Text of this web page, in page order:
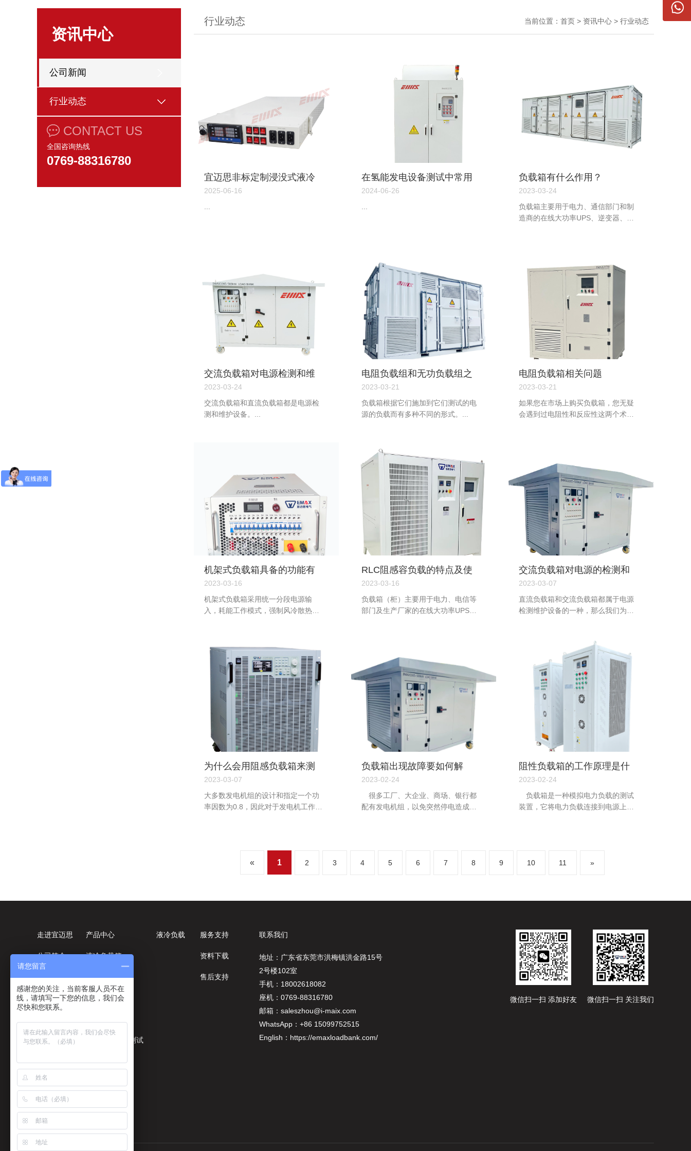
资讯中心
公司新闻
行业动态
CONTACT US
全国咨询热线
0769-88316780
行业动态 当前位置： 首页 > 资讯中心 > 行业动态
宜迈思非标定制浸没式液冷
负载：引领散热新变革
2025-06-16
在氢能发电设备测试中常用
的负载箱类型
2024-06-26
负载箱有什么作用？
2023-03-24
负载箱主要用于电力、通信部门和制
造商的在线大功率UPS、逆变器、开
交流负载箱对电源检测和维
护有哪些作用？
2023-03-24
交流负载箱和直流负载箱都是电源检
测和维护设备。...
电阻负载组和无功负载组之
间的区别
2023-03-21
负载箱根据它们施加到它们测试的电
源的负载而有多种不同的形式。...
电阻负载箱相关问题
2023-03-21
如果您在市场上购买负载箱，您无疑
会遇到过电阻性和反应性这两个术
机架式负载箱具备的功能有
哪些？
2023-03-16
机架式负载箱采用统一分段电源输
入，耗能工作模式，强制风冷散热，
RLC阻感容负载的特点及使
用场景
2023-03-16
负载箱（柜）主要用于电力、电信等
部门及生产厂家的在线大功率UPS、
交流负载箱对电源的检测和
维护有哪些作用？
2023-03-07
直流负载箱和交流负载箱都属于电源
检测维护设备的一种，那么我们为什
为什么会用阻感负载箱来测
试柴油发电机组？
2023-03-07
大多数发电机组的设计和指定一个功
率因数为0.8，因此对于发电机工作无
负载箱出现故障要如何解
决？
2023-02-24
很多工厂、大企业、商场、银行都
配有发电机组，以免突然停电造成损
阻性负载箱的工作原理是什
么？
2023-02-24
负载箱是一种模拟电力负载的测试
装置，它将电力负载连接到电源上，
« 1 2 3 4 5 6 7 8 9 10 11 »
走进宜迈思
公司简介
企业文化
核心价值观
企业资质
产品中心
液冷负载箱
盘柜式负载箱
集装箱式负载
开关器件寿命测试
裂相柜
液冷负载 服务支持
资料下载
售后支持
联系我们
地址：广东省东莞市洪梅镇洪金路15号
2号楼102室
手机：18002618082
座机：0769-88316780
邮箱： saleszhou@i-maix.com
WhatsApp：+86 15099752515
English： https://emaxloadbank.com/
微信扫一扫 添加好友 微信扫一扫 关注我们
请您留言
感谢您的关注，当前客服人员不在
线，请填写一下您的信息，我们会
尽快和您联系。